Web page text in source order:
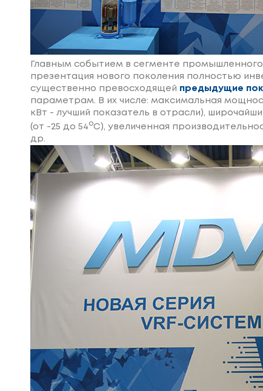
Главным событием в сегменте
презентация нового поколения полностью
существенно превосходящей предыдущие
параметрам. В их числе: максимальная
кВт - лучший показатель в отрасли),
(от -25 до 54оС), увеличенная
др.